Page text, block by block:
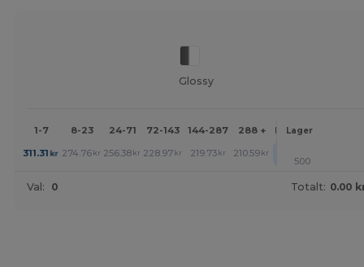
Glossy
1-7 8-23 24-71 72-143 144-287 288 + MerLager
311.31 kr 274.76 kr 256.38 kr 228.97 kr 219.73 kr 210.59 kr
500
Val: 0 Totalt: 0.00